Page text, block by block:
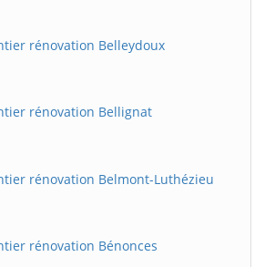
rénovation Belleydoux
rénovation Bellignat
rénovation Belmont-Luthézieu
rénovation Bénonces